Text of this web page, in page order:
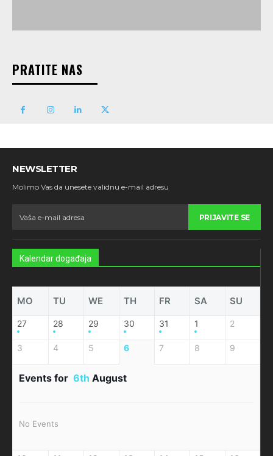
PRATITE NAS
NEWSLETTER
Molimo Vas da unesete validnu e-mail adresu
PRIJAVITE SE
Kalendar događaja
MO TU WE TH FR SA SU
27 28 29 30 31 1 2
3 4 5 6 7 8 9
Events for 6th August
No Events